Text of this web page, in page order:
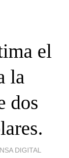
el
la
dos
DIGITAL